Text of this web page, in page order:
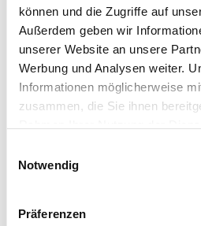
können und die Zugriffe auf
Außerdem geben wir
unserer Website an unsere
Werbung und Analysen weiter.
Informationen möglicherweise
zusammen, die Sie ihnen
Notwendig
Präferenzen
Objekt-Nr.: 4300010
Diese Unterkunft teilen:
Diese Unterkünfte